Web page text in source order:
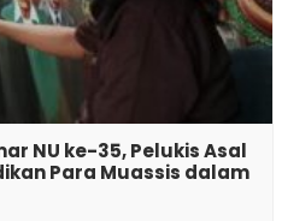
NU ke-35, Pelukis Asal
Para Muassis dalam